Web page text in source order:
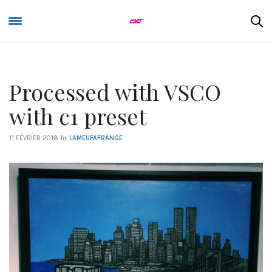
Processed with VSCO
with c1 preset
11 FÉVRIER 2018 by LAMEUFAFRANGE